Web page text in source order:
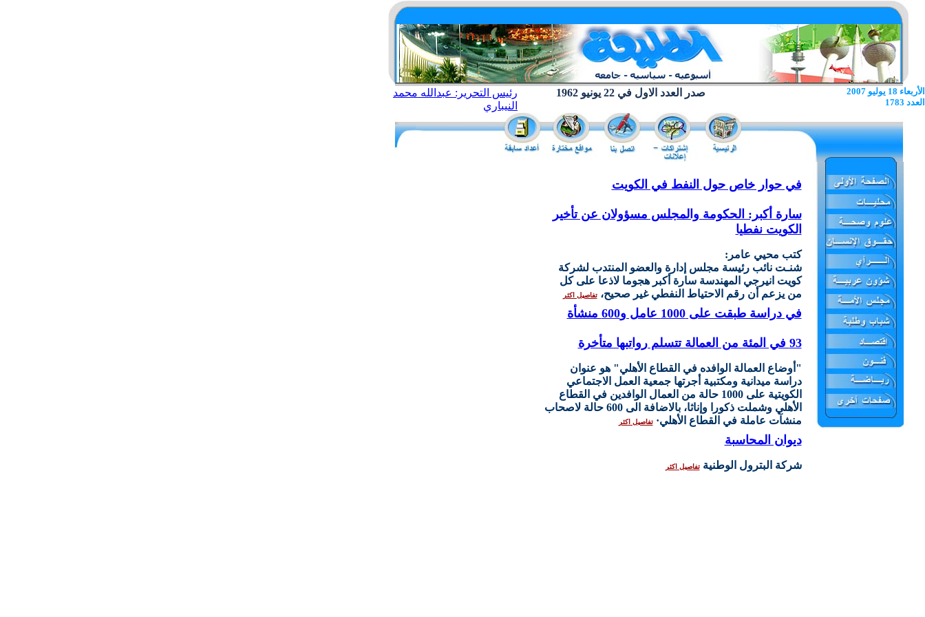
رئيس التحرير: عبدالله محمد
النيباري
صدر العدد الاول في 22 يونيو 1962
الأربعاء 18 يوليو 2007
العدد 1783
في حوار خاص حول النفط في الكويت
سارة أكبر: الحكومة والمجلس مسؤولان عن تأخير
الكويت نفطيا
كتب محيي عامر:
شنـت نائب رئيسة مجلس إدارة والعضو المنتدب لشركة
كويت انيرجي المهندسة سارة أكبر هجوما لاذعا على كل
من يزعم أن رقم الاحتياط النفطي غير صحيح،تفاصيل اكثر
في دراسة طبقت على 1000 عامل و600 منشأة
93 في المئة من العمالة تتسلم رواتبها متأخرة
"أوضاع العمالة الوافده في القطاع الأهلي" هو عنوان
دراسة ميدانية ومكتبية أجرتها جمعية العمل الاجتماعي
الكويتية على 1000 حالة من العمال الوافدين في القطاع
الأهلي وشملت ذكورا وإناثا، بالاضافة الى 600 حالة لاصحاب
منشآت عاملة في القطاع الأهلي·تفاصيل اكثر
ديوان المحاسبة
شركة البترول الوطنيةتفاصيل اكثر